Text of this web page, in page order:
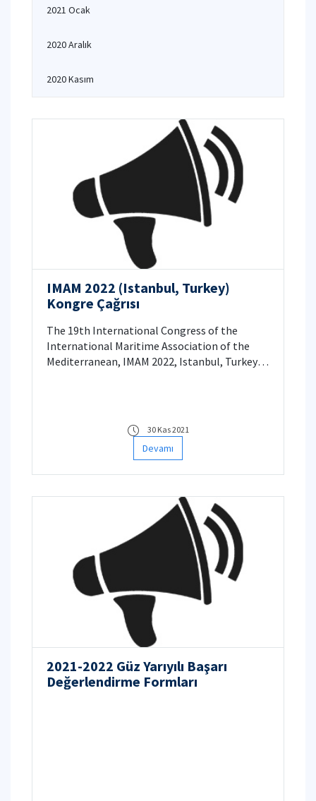
2021 Ocak
2020 Aralık
2020 Kasım
IMAM 2022 (Istanbul, Turkey)
Kongre Çağrısı
The 19th International Congress of the
International Maritime Association of the
Mediterranean, IMAM 2022, Istanbul, Turkey.
30 Kas 2021
Devamı
2021-2022 Güz Yarıyılı Başarı
Değerlendirme Formları